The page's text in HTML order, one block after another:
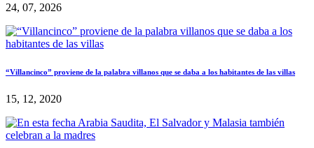
24, 07, 2026
“Villancinco” proviene de la palabra villanos que se daba a los habitantes de las villas
15, 12, 2020